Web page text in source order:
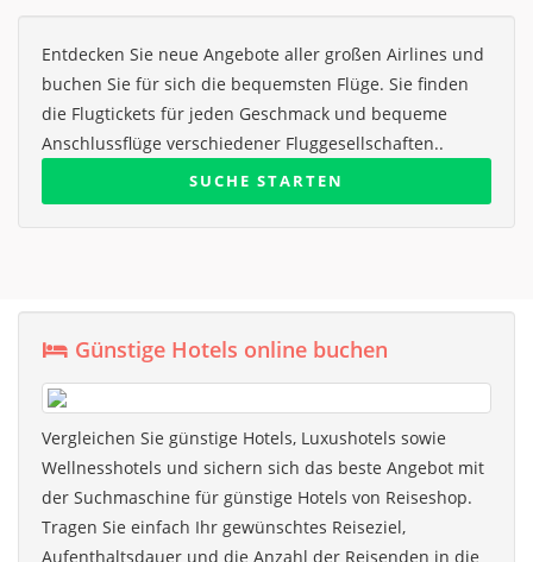
Entdecken Sie neue Angebote aller großen Airlines und
buchen Sie für sich die bequemsten Flüge. Sie finden
die Flugtickets für jeden Geschmack und bequeme
Anschlussflüge verschiedener Fluggesellschaften..
SUCHE STARTEN
Günstige Hotels online buchen
Vergleichen Sie günstige Hotels, Luxushotels sowie
Wellnesshotels und sichern sich das beste Angebot mit
der Suchmaschine für günstige Hotels von Reiseshop.
Tragen Sie einfach Ihr gewünschtes Reiseziel,
Aufenthaltsdauer und die Anzahl der Reisenden in die